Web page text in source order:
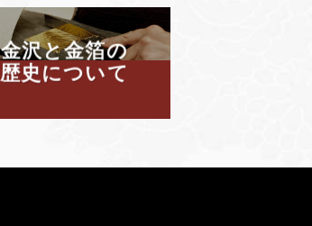
金沢と金箔の
歴史について